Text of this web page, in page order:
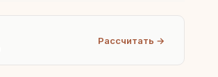
Рассчитать →